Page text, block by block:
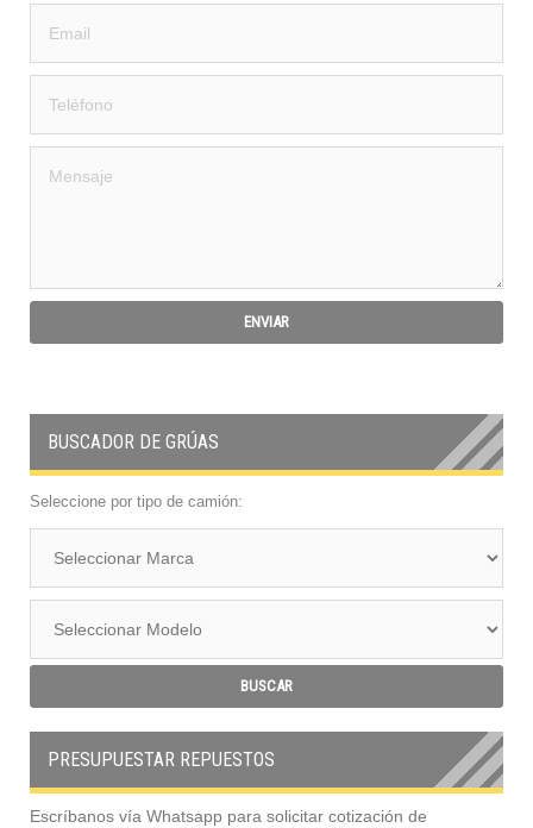
BUSCADOR DE GRÚAS
Seleccione por tipo de camión:
PRESUPUESTAR REPUESTOS
Escríbanos vía Whatsapp para solicitar cotización de